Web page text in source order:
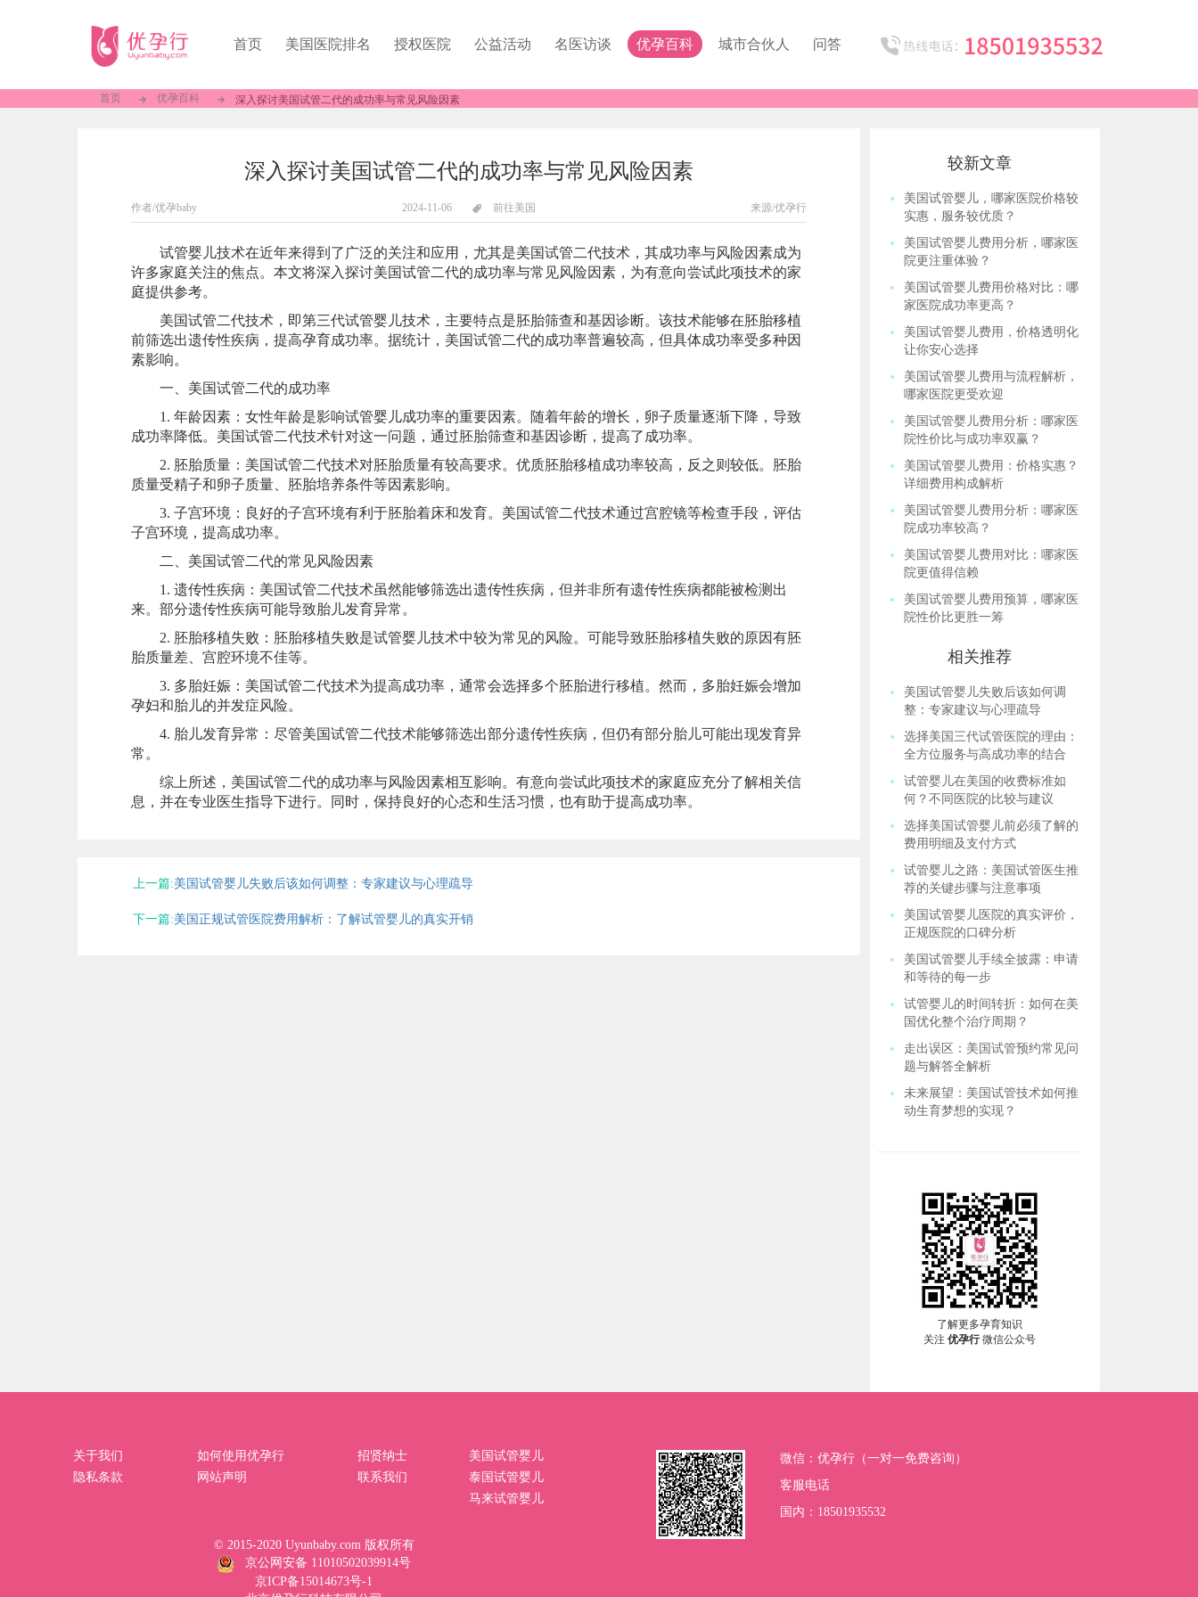
首页 美国医院排名 授权医院 公益活动 名医访谈 优孕百科 城市合伙人 问答
首页 优孕百科 深入探讨美国试管二代的成功率与常见风险因素
深入探讨美国试管二代的成功率与常见风险因素
作者/优孕baby 2024-11-06 前往美国 来源/优孕行
试管婴儿技术在近年来得到了广泛的关注和应用，尤其是美国试管二代技术，其成功率与风险因素成为
许多家庭关注的焦点。本文将深入探讨美国试管二代的成功率与常见风险因素，为有意向尝试此项技术的家
庭提供参考。
美国试管二代技术，即第三代试管婴儿技术，主要特点是胚胎筛查和基因诊断。该技术能够在胚胎移植
前筛选出遗传性疾病，提高孕育成功率。据统计，美国试管二代的成功率普遍较高，但具体成功率受多种因
素影响。
一、美国试管二代的成功率
1. 年龄因素：女性年龄是影响试管婴儿成功率的重要因素。随着年龄的增长，卵子质量逐渐下降，导致
成功率降低。美国试管二代技术针对这一问题，通过胚胎筛查和基因诊断，提高了成功率。
2. 胚胎质量：美国试管二代技术对胚胎质量有较高要求。优质胚胎移植成功率较高，反之则较低。胚胎
质量受精子和卵子质量、胚胎培养条件等因素影响。
3. 子宫环境：良好的子宫环境有利于胚胎着床和发育。美国试管二代技术通过宫腔镜等检查手段，评估
子宫环境，提高成功率。
二、美国试管二代的常见风险因素
1. 遗传性疾病：美国试管二代技术虽然能够筛选出遗传性疾病，但并非所有遗传性疾病都能被检测出
来。部分遗传性疾病可能导致胎儿发育异常。
2. 胚胎移植失败：胚胎移植失败是试管婴儿技术中较为常见的风险。可能导致胚胎移植失败的原因有胚
胎质量差、宫腔环境不佳等。
3. 多胎妊娠：美国试管二代技术为提高成功率，通常会选择多个胚胎进行移植。然而，多胎妊娠会增加
孕妇和胎儿的并发症风险。
4. 胎儿发育异常：尽管美国试管二代技术能够筛选出部分遗传性疾病，但仍有部分胎儿可能出现发育异
常。
综上所述，美国试管二代的成功率与风险因素相互影响。有意向尝试此项技术的家庭应充分了解相关信
息，并在专业医生指导下进行。同时，保持良好的心态和生活习惯，也有助于提高成功率。
上一篇:美国试管婴儿失败后该如何调整：专家建议与心理疏导
下一篇:美国正规试管医院费用解析：了解试管婴儿的真实开销
较新文章
美国试管婴儿，哪家医院价格较
实惠，服务较优质？
美国试管婴儿费用分析，哪家医
院更注重体验？
美国试管婴儿费用价格对比：哪
家医院成功率更高？
美国试管婴儿费用，价格透明化
让你安心选择
美国试管婴儿费用与流程解析，
哪家医院更受欢迎
美国试管婴儿费用分析：哪家医
院性价比与成功率双赢？
美国试管婴儿费用：价格实惠？
详细费用构成解析
美国试管婴儿费用分析：哪家医
院成功率较高？
美国试管婴儿费用对比：哪家医
院更值得信赖
美国试管婴儿费用预算，哪家医
院性价比更胜一筹
相关推荐
美国试管婴儿失败后该如何调
整：专家建议与心理疏导
选择美国三代试管医院的理由：
全方位服务与高成功率的结合
试管婴儿在美国的收费标准如
何？不同医院的比较与建议
选择美国试管婴儿前必须了解的
费用明细及支付方式
试管婴儿之路：美国试管医生推
荐的关键步骤与注意事项
美国试管婴儿医院的真实评价，
正规医院的口碑分析
美国试管婴儿手续全披露：申请
和等待的每一步
试管婴儿的时间转折：如何在美
国优化整个治疗周期？
走出误区：美国试管预约常见问
题与解答全解析
未来展望：美国试管技术如何推
动生育梦想的实现？
了解更多孕育知识
关注 优孕行微信公众号
关于我们
隐私条款
如何使用优孕行
网站声明
招贤纳士
联系我们
美国试管婴儿
泰国试管婴儿
马来试管婴儿
© 2015-2020 Uyunbaby.com 版权所有
京公网安备 11010502039914号
京ICP备15014673号-1
微信：优孕行（一对一免费咨询）
客服电话
国内：18501935532